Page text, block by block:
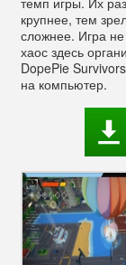
крупнее, тем
сложнее. Игра не
хаос здесь
DopePie
на компьютер.